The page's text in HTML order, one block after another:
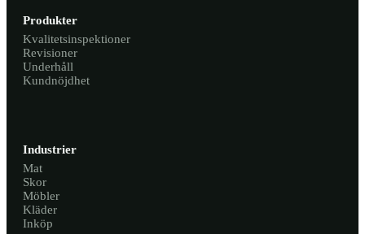
Produkter
Kvalitetsinspektioner
Revisioner
Underhåll
Kundnöjdhet
Industrier
Mat
Skor
Möbler
Kläder
Inköp